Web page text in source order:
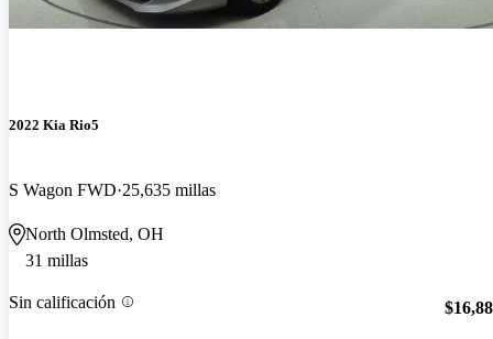
2022 Kia Rio5
S Wagon FWD 25,635 millas
North Olmsted, OH
31 millas
Sin calificación